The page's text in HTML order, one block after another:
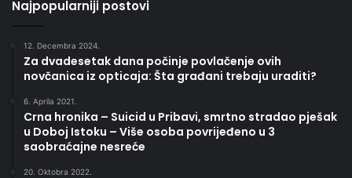
Najpopularniji postovi
12. Decembra 2024.
Za dvadesetak dana počinje povlačenje ovih
novčanica iz opticaja: Šta građani trebaju uraditi?
6. Aprila 2021.
Crna hronika – Suicid u Pribavi, smrtno stradao pješak
u Doboj Istoku – Više osoba povrijeđeno u 3
saobraćajne nesreće
20. Oktobra 2022.